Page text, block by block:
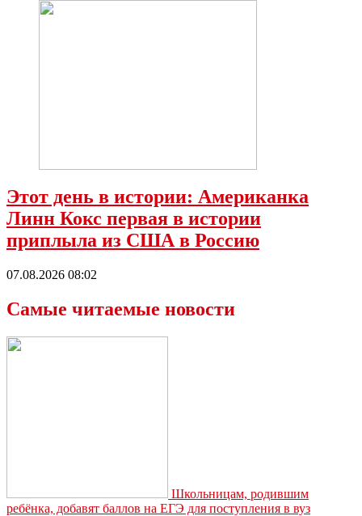
Этот день в истории: Американка
Линн Кокс первая в истории
приплыла из США в Россию
07.08.2026 08:02
Самые читаемые новости
Школьницам, родившим
ребёнка, добавят баллов на ЕГЭ для поступления в вуз